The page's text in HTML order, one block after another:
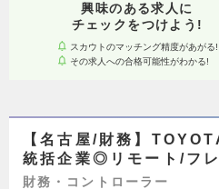
興味のある求人に
チェックをつけよう!
スカウトのマッチング精度があがる!
その求人への合格可能性がわかる!
【名古屋/財務】
統括企業◎リモート/フレ
財務・コントローラー